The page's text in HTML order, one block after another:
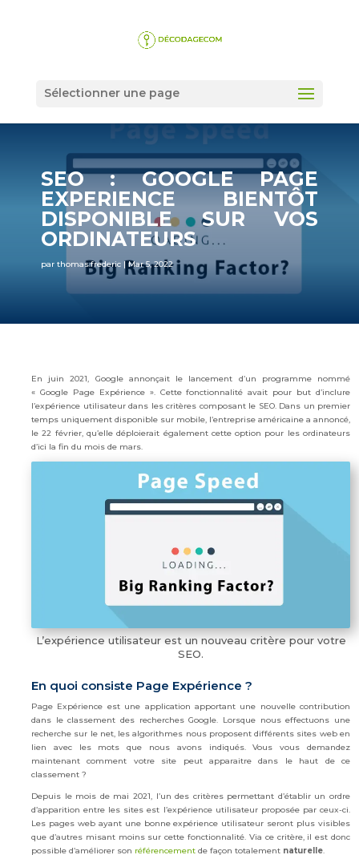
Sélectionner une page
SEO : GOOGLE PAGE
EXPERIENCE BIENTÔT
DISPONIBLE SUR VOS
ORDINATEURS
par thomas.frederic|Mar 5, 2022
En juin 2021, Google annonçait le lancement d’un programme nommé
« Google Page Expérience ». Cette fonctionnalité avait pour but d’inclure
l’expérience utilisateur dans les critères composant le SEO. Dans un premier
temps uniquement disponible sur mobile, l’entreprise américaine a annoncé,
le 22 février, qu’elle déploierait également cette option pour les ordinateurs
d’ici la fin du mois de mars.
L’expérience utilisateur est un nouveau critère pour votre
SEO.
En quoi consiste Page Expérience ?
Page Expérience est une application apportant une nouvelle contribution
dans le classement des recherches Google. Lorsque nous effectuons une
recherche sur le net, les algorithmes nous proposent différents sites web en
lien avec les mots que nous avons indiqués. Vous vous demandez
maintenant comment votre site peut apparaitre dans le haut de ce
classement ?
Depuis le mois de mai 2021, l’un des critères permettant d’établir un ordre
d’apparition entre les sites est l’expérience utilisateur proposée par ceux-ci.
Les pages web ayant une bonne expérience utilisateur seront plus visibles
que d’autres misant moins sur cette fonctionnalité. Via ce critère, il est donc
possible d’améliorer son référencement de façon totalement naturelle